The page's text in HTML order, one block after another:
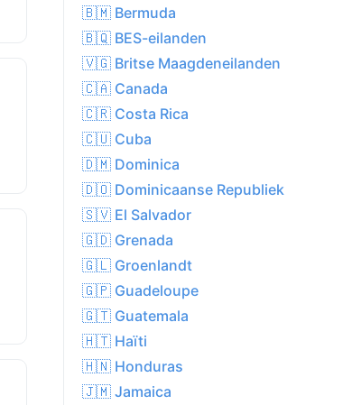
🇧🇲 Bermuda
🇧🇶 BES-eilanden
🇻🇬 Britse Maagdeneilanden
🇨🇦 Canada
🇨🇷 Costa Rica
🇨🇺 Cuba
🇩🇲 Dominica
🇩🇴 Dominicaanse Republiek
🇸🇻 El Salvador
🇬🇩 Grenada
🇬🇱 Groenlandt
🇬🇵 Guadeloupe
🇬🇹 Guatemala
🇭🇹 Haïti
🇭🇳 Honduras
🇯🇲 Jamaica